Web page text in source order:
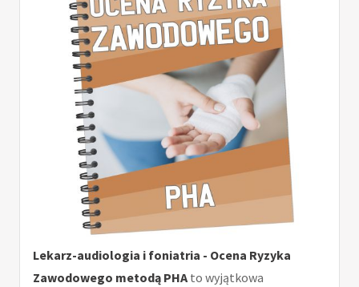
Lekarz-audiologia i foniatria - Ocena Ryzyka
Zawodowego metodą PHA to wyjątkowa